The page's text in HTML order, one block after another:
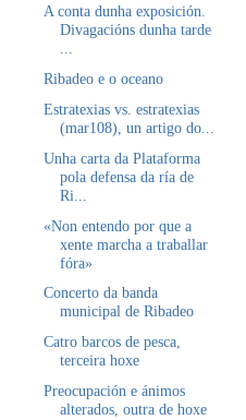
A conta dunha exposición.
Divagacións dunha tarde
...
Ribadeo e o oceano
Estratexias vs. estratexias
(mar108), un artigo do...
Unha carta da Plataforma
pola defensa da ría de
Ri...
«Non entendo por que a
xente marcha a traballar
fóra»
Concerto da banda
municipal de Ribadeo
Catro barcos de pesca,
terceira hoxe
Preocupación e ánimos
alterados, outra de hoxe